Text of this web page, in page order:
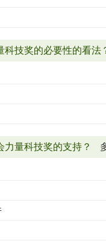
科技奖的必要性的看法
力量科技奖的支持？